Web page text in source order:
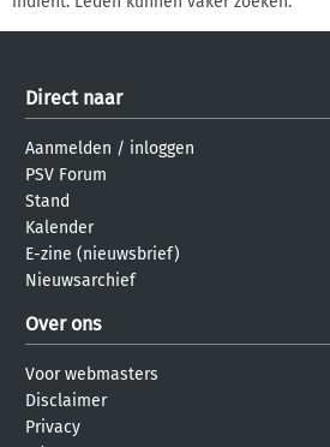
Direct naar
Aanmelden / inloggen
PSV Forum
Stand
Kalender
E-zine (nieuwsbrief)
Nieuwsarchief
Over ons
Voor webmasters
Disclaimer
Privacy